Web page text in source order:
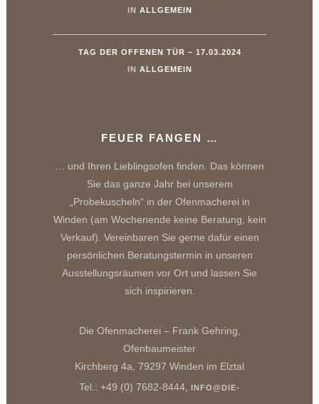
IN ALLGEMEIN
TAG DER OFFENEN TÜR – 17.03.2024
IN ALLGEMEIN
FEUER FANGEN …
… und Ihren Lieblingsofen finden. Das können
Sie das ganze Jahr bei unserem
„Probekuscheln“ in der Ofenmacherei in
Winden (am Wochenende keine Beratung, kein
Verkauf). Vereinbaren Sie gerne dafür einen
persönlichen Beratungstermin in unseren
Ausstellungsräumen vor Ort und lassen Sie
sich inspirieren.
Die Ofenmacherei – Frank Gehring,
Ofenbaumeister
Kirchberg 4a, 79297 Winden im Elztal
Tel.: +49 (0) 7682-8444,
INFO@DIE-